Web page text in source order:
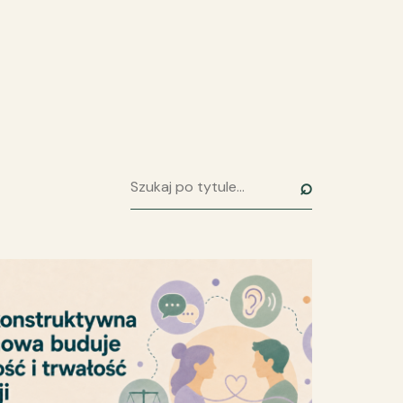
Szukaj artykułu ⌕